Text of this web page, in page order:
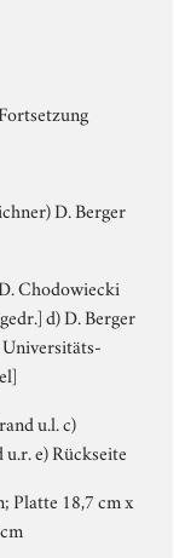
D. Berger
Chodowiecki
d) D. Berger
u.l. c)
e) Rückseite
Platte 18,7 cm x